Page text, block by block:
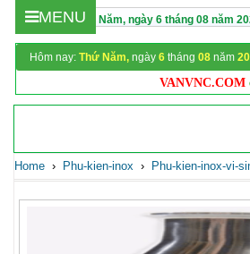
Hôm nay :Thứ Năm, ngày 6tháng08năm
MENU
Hôm nay: Thứ Năm, ngày 6tháng 08năm
VANVNC.COMchào
Home › Phu-kien-inox › Phu-kien-inox-vi-